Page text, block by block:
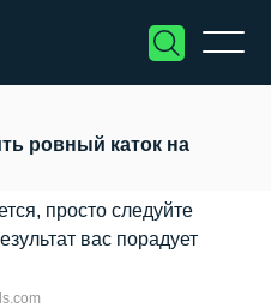
ровный каток на
просто следуйте
вас порадует